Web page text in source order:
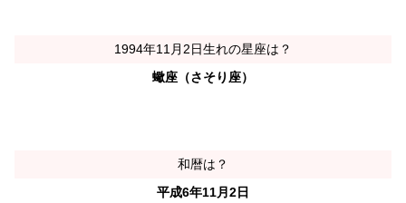
1994年11月2日生れの星座は？
蠍座（さそり座）
和暦は？
平成6年11月2日